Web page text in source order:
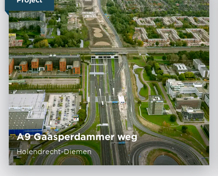
A9 Gaasperdammer weg
Holendrecht-Diemen